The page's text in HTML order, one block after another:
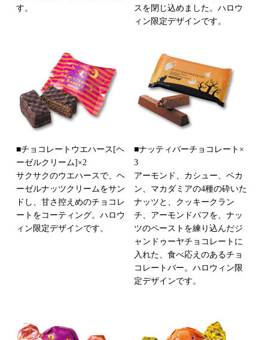
す。
スを閉じ込めました。ハロウ
ィン限定デザインです。
■チョコレートウエハース[ヘ
ーゼルクリーム]×2
サクサクのウエハースで、ヘ
ーゼルナッツクリームをサン
ドし、甘さ控えめのチョコレ
ートをコーティング。ハロウ
ィン限定デザインです。
■ナッティバーチョコレート×
3
アーモンド、カシュー、ペカ
ン、マカダミアの4種の砕いた
ナッツと、クッキークラン
チ、アーモンドパフを、ナッ
ツのペーストを練り込んだジ
ャンドゥーヤチョコレートに
入れた、食べ応えのあるチョ
コレートバー。ハロウィン限
定デザインです。